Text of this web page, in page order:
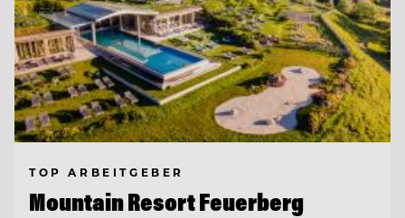
TOP ARBEITGEBER
Mountain Resort Feuerberg